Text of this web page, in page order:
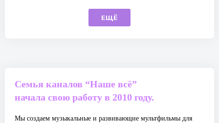
ЕЩЁ
Семья каналов “Наше всё”
начала свою работу в 2010 году.
Мы создаем музыкальные и развивающие мультфильмы для